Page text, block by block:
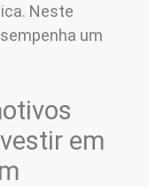
Neste
um
em